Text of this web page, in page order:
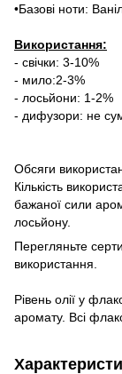
•Базові ноти:
Використання:
- свічки: 3-10%
- мило:2-3%
- лосьйони: 1-2%
- дифузори: не
Обсяги
Кількість
бажаної сили
лосьйону.
Перегляньте
використання.
Рівень олії у
аромату. Всі